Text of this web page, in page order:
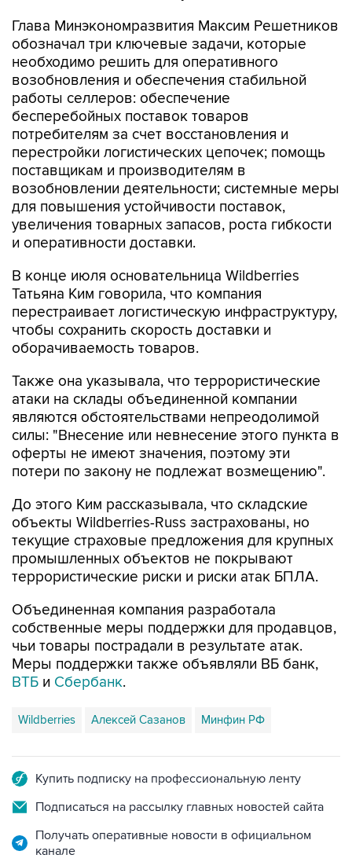
Глава Минэкономразвития Максим Решетников
обозначал три ключевые задачи, которые
необходимо решить для оперативного
возобновления и обеспечения стабильной
работы селлеров: обеспечение
бесперебойных поставок товаров
потребителям за счет восстановления и
перестройки логистических цепочек; помощь
поставщикам и производителям в
возобновлении деятельности; системные меры
для повышения устойчивости поставок,
увеличения товарных запасов, роста гибкости
и оперативности доставки.
В конце июля основательница Wildberries
Татьяна Ким говорила, что компания
перестраивает логистическую инфраструктуру,
чтобы сохранить скорость доставки и
оборачиваемость товаров.
Также она указывала, что террористические
атаки на склады объединенной компании
являются обстоятельствами непреодолимой
силы: "Внесение или невнесение этого пункта в
оферты не имеют значения, поэтому эти
потери по закону не подлежат возмещению".
До этого Ким рассказывала, что складские
объекты Wildberries-Russ застрахованы, но
текущие страховые предложения для крупных
промышленных объектов не покрывают
террористические риски и риски атак БПЛА.
Объединенная компания разработала
собственные меры поддержки для продавцов,
чьи товары пострадали в результате атак.
Меры поддержки также объявляли ВБ банк,
ВТБ и Сбербанк.
Wildberries Алексей Сазанов Минфин РФ
Купить подписку на профессиональную ленту
Подписаться на рассылку главных новостей сайта
Получать оперативные новости в официальном
канале